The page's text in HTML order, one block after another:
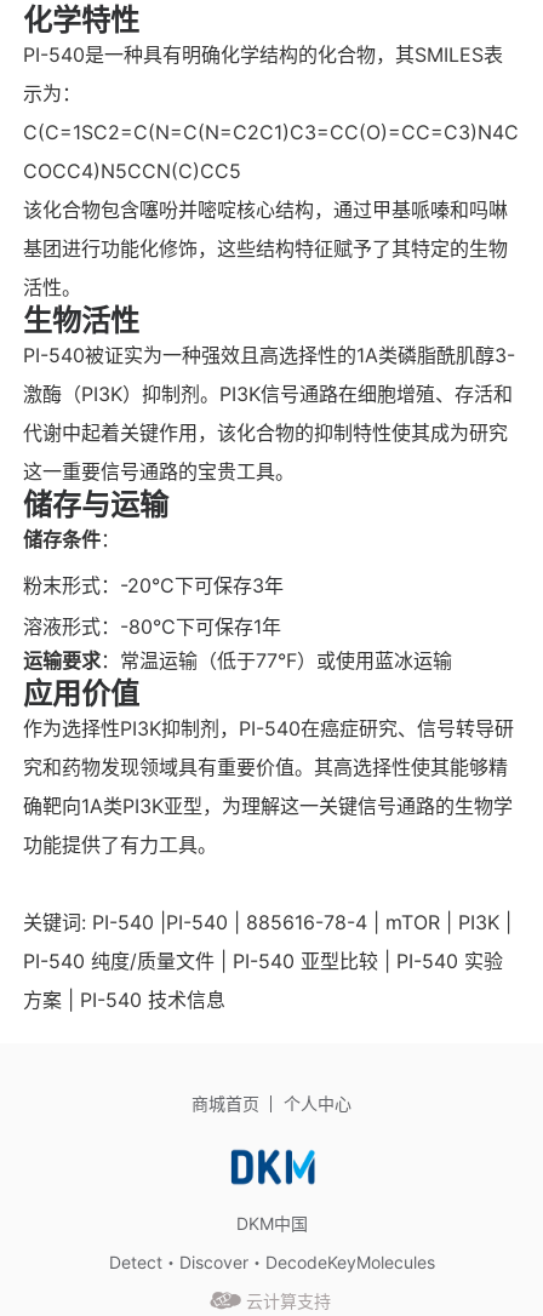
化学特性
PI-540是一种具有明确化学结构的化合物，其SMILES表
示为：
C(C=1SC2=C(N=C(N=C2C1)C3=CC(O)=CC=C3)N4C
COCC4)N5CCN(C)CC5
该化合物包含噻吩并嘧啶核心结构，通过甲基哌嗪和吗啉
基团进行功能化修饰，这些结构特征赋予了其特定的生物
活性。
生物活性
PI-540被证实为一种强效且高选择性的1A类磷脂酰肌醇3-
激酶（PI3K）抑制剂。PI3K信号通路在细胞增殖、存活和
代谢中起着关键作用，该化合物的抑制特性使其成为研究
这一重要信号通路的宝贵工具。
储存与运输
储存条件：
粉末形式：-20°C下可保存3年
溶液形式：-80°C下可保存1年
运输要求：常温运输（低于77°F）或使用蓝冰运输
应用价值
作为选择性PI3K抑制剂，PI-540在癌症研究、信号转导研
究和药物发现领域具有重要价值。其高选择性使其能够精
确靶向1A类PI3K亚型，为理解这一关键信号通路的生物学
功能提供了有力工具。
关键词: PI-540 |PI-540 | 885616-78-4 | mTOR | PI3K |
PI-540 纯度/质量文件 | PI-540 亚型比较 | PI-540 实验
方案 | PI-540 技术信息
商城首页 个人中心
DKM中国
Detect・Discover・DecodeKeyMolecules
云计算支持